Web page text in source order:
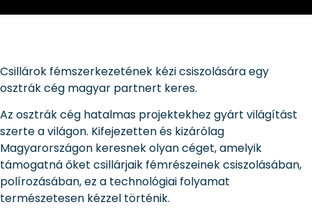
Csillárok fémszerkezetének kézi csiszolására egy
osztrák cég magyar partnert keres.
Az osztrák cég hatalmas projektekhez gyárt világítást
szerte a világon. Kifejezetten és kizárólag
Magyarországon keresnek olyan céget, amelyik
támogatná őket csillárjaik fémrészeinek csiszolásában,
polírozásában, ez a technológiai folyamat
természetesen kézzel történik.